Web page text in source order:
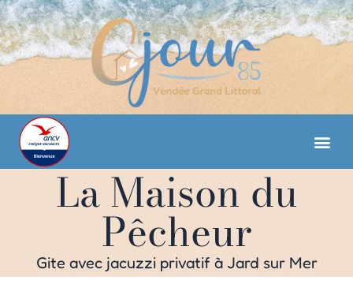
Aller
au
contenu
La Maison du
Pêcheur
Gite avec jacuzzi privatif à Jard sur Mer